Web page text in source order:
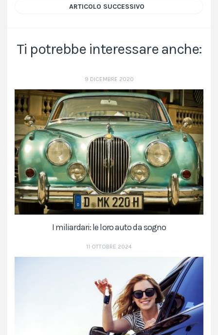
ARTICOLO SUCCESSIVO
Ti potrebbe interessare anche:
9 DICEMBRE 2020
I miliardari: le loro auto da sogno
11 OTTOBRE 2024